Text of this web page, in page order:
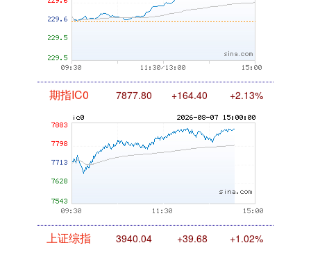
期指IC0 7877.80 +164.40 +2.13%
上证综指 3940.04 +39.68 +1.02%